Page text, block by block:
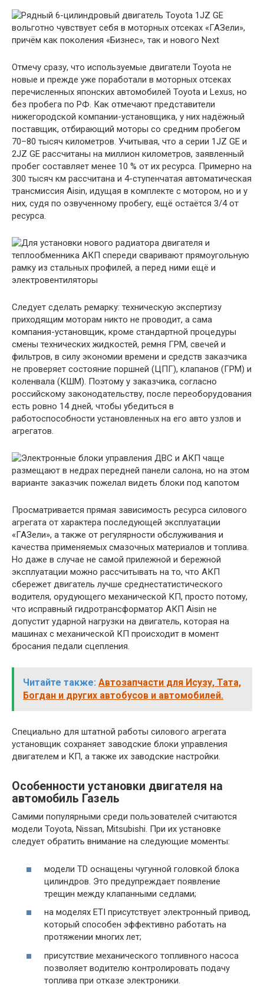
Отмечу сразу, что используемые двигатели Toyota не
новые и прежде уже поработали в моторных отсеках
перечисленных японских автомобилей Toyota и Lexus, но
без пробега по РФ. Как отмечают представители
нижегородской компании-установщика, у них надёжный
поставщик, отбирающий моторы со средним пробегом
70–80 тысяч километров. Учитывая, что а серии 1JZ GE и
2JZ GE рассчитаны на миллион километров, заявленный
пробег составляет менее 10 % от их ресурса. Примерно на
300 тысяч км рассчитана и 4-ступенчатая автоматическая
трансмиссия Aisin, идущая в комплекте с мотором, но и у
них, судя по озвученному пробегу, ещё остаётся 3/4 от
ресурса.
Следует сделать ремарку: техническую экспертизу
приходящим моторам никто не проводит, а сама
компания-установщик, кроме стандартной процедуры
смены технических жидкостей, ремня ГРМ, свечей и
фильтров, в силу экономии времени и средств заказчика
не проверяет состояние поршней (ЦПГ), клапанов (ГРМ) и
коленвала (КШМ). Поэтому у заказчика, согласно
российскому законодательству, после переоборудования
есть ровно 14 дней, чтобы убедиться в
работоспособности установленных на его авто узлов и
агрегатов.
Просматривается прямая зависимость ресурса силового
агрегата от характера последующей эксплуатации
«ГАЗели», а также от регулярности обслуживания и
качества применяемых смазочных материалов и топлива.
Но даже в случае не самой прилежной и бережной
эксплуатации можно рассчитывать на то, что АКП
сбережет двигатель лучше среднестатистического
водителя, орудующего механической КП, просто потому,
что исправный гидротрансформатор АКП Aisin не
допустит ударной нагрузки на двигатель, которая на
машинах с механической КП происходит в момент
бросания педали сцепления.
Читайте также: Автозапчасти для Исузу, Тата,
Богдан и других автобусов и автомобилей.
Специально для штатной работы силового агрегата
установщик сохраняет заводские блоки управления
двигателем и КП, а также их заводские настройки.
Особенности установки двигателя на
автомобиль Газель
Самими популярными среди пользователей считаются
модели Toyota, Nissan, Mitsubishi. При их установке
следует обратить внимание на следующие моменты:
модели TD оснащены чугунной головкой блока
цилиндров. Это предупреждает появление
трещин между клапанными седлами;
на моделях ЕТІ присутствует электронный привод,
который способен эффективно работать на
протяжении многих лет;
присутствие механического топливного насоса
позволяет водителю контролировать подачу
топлива при отказе электроники.